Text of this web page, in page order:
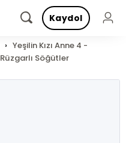
Kaydol
Yeşilin Kızı Anne 4 -
Rüzgarlı Söğütler